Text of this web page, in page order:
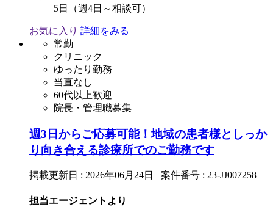
5日（週4日～相談可）
お気に入り 詳細をみる
常勤
クリニック
ゆったり勤務
当直なし
60代以上歓迎
院長・管理職募集
週3日からご応募可能！地域の患者様としっか
り向き合える診療所でのご勤務です
掲載更新日 : 2026年06月24日 案件番号 : 23-JJ007258
担当エージェントより